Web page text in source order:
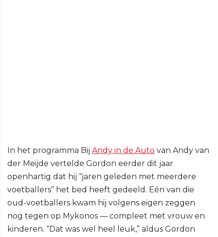
In het programma Bij Andy in de Auto van Andy van
der Meijde vertelde Gordon eerder dit jaar
openhartig dat hij “jaren geleden met meerdere
voetballers” het bed heeft gedeeld. Eén van die
oud-voetballers kwam hij volgens eigen zeggen
nog tegen op Mykonos — compleet met vrouw en
kinderen. “Dat was wel heel leuk,” aldus Gordon